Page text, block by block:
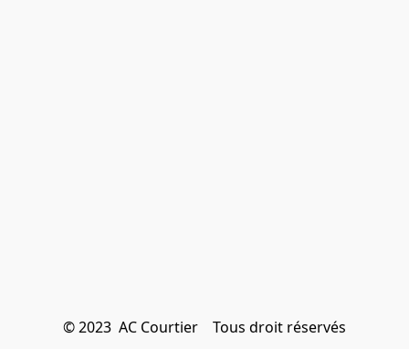
© 2023  AC Courtier    Tous droit réservés